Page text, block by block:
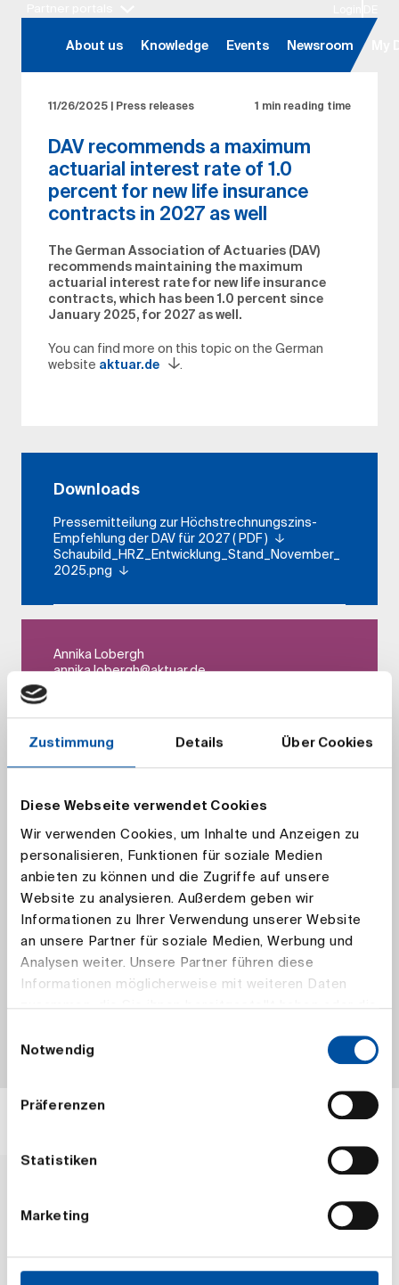
Zustimmung Details Über Cookies
Diese Webseite verwendet Cookies
Wir verwenden Cookies, um Inhalte und Anzeigen zu
personalisieren, Funktionen für soziale Medien
anbieten zu können und die Zugriffe auf unsere
Website zu analysieren. Außerdem geben wir
Informationen zu Ihrer Verwendung unserer Website
an unsere Partner für soziale Medien, Werbung und
Analysen weiter. Unsere Partner führen diese
Informationen möglicherweise mit weiteren Daten
haben.
Notwendig
Präferenzen
Statistiken
Marketing
Skip to main content
About us Knowledge Events Newsroom
11/26/2025 | Press releases 1 min reading time
DAV recommends a maximum
actuarial interest rate of 1.0
percent for new life insurance
contracts in 2027 as well
The German Association of Actuaries (DAV)
recommends maintaining the maximum
actuarial interest rate for new life insurance
contracts, which has been 1.0 percent since
January 2025, for 2027 as well.
You can find more on this topic on the German
website aktuar.de .
Downloads
Pressemitteilung zur Höchstrechnungszins-
Empfehlung der DAV für 2027 ( PDF )
Schaubild_HRZ_Entwicklung_Stand_November_
2025.png
Annika Lobergh
annika.lobergh​@aktuar.de
Maximum interest rate